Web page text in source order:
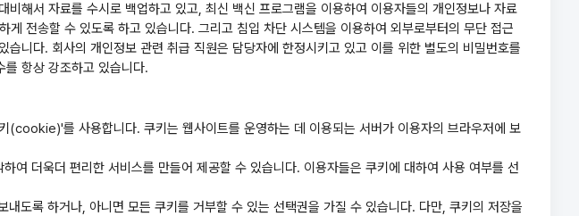
해서 자료를 수시로 백업하고 있고, 최신 백신 프로그램을 이용하여 이용자들의 개인정보나 자료
전송할 수 있도록 하고 있습니다. 그리고 침입 차단 시스템을 이용하여 외부로부터의 무단 접근
니다. 회사의 개인정보 관련 취급 직원은 담당자에 한정시키고 있고 이를 위한 별도의 비밀번호를
항상 강조하고 있습니다.
(cookie)'를 사용합니다. 쿠키는 웹사이트를 운영하는 데 이용되는 서버가 이용자의 브라우저에 보
여 더욱더 편리한 서비스를 만들어 제공할 수 있습니다. 이용자들은 쿠키에 대하여 사용 여부를 선
도록 하거나, 아니면 모든 쿠키를 거부할 수 있는 선택권을 가질 수 있습니다. 다만, 쿠키의 저장을